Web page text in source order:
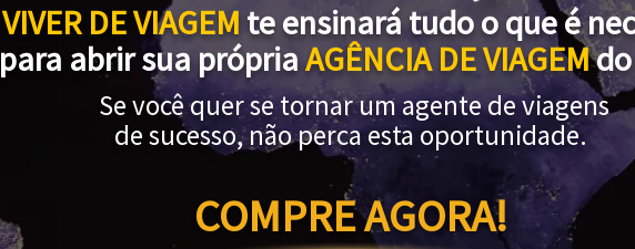
VIVER DE VIAGEM te ensinará tudo o que é
para abrir sua própriaAGÊNCIA DE VIAGEMdo
Se você quer se tornar um agente de viagens
de sucesso, não perca esta oportunidade.
COMPRE AGORA!